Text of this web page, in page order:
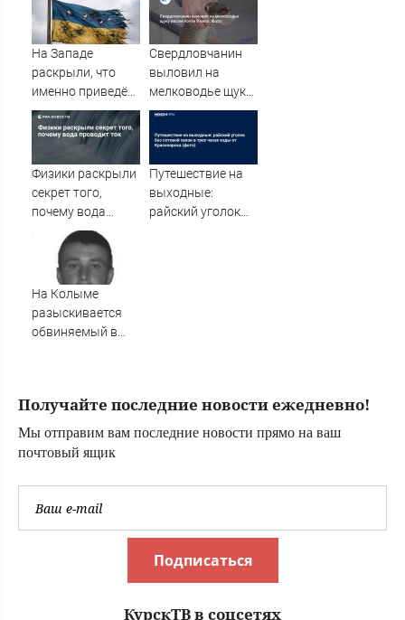
красоты, а Раки
могут
переживать из-за
На Западе
раскрыли, что
именно приведёт
Украину к
поражению
Свердловчанин
выловил на
мелководье щуку
весом почти 9
Физики раскрыли
секрет того,
почему вода
проводит ток
Путешествие на
выходные:
райский уголок
На Колыме
разыскивается
обвиняемый в
Получайте последние новости ежедневно!
Мы отправим вам последние новости прямо на ваш
почтовый ящик
Подписаться
КурскТВ в соцсетях